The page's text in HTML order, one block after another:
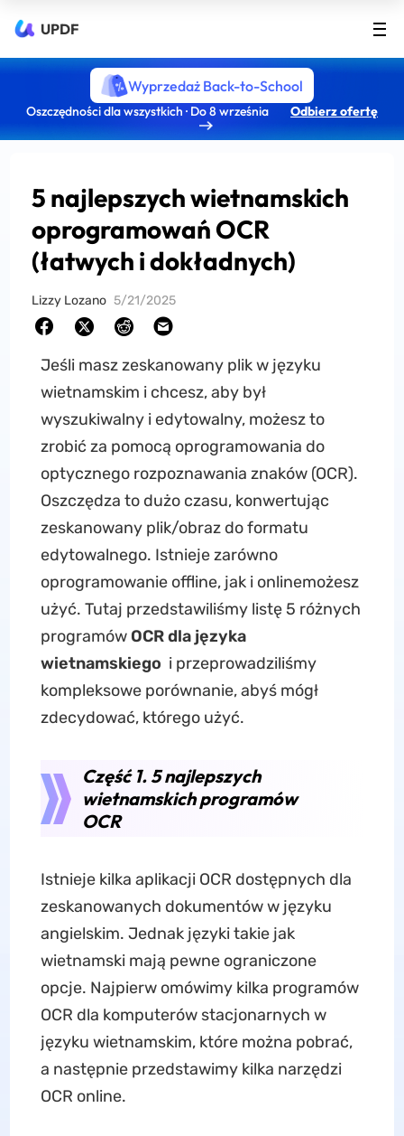
UPDF
Wyprzedaż Back-to-School
Oszczędności dla wszystkich · Do 8 września Odbierz ofertę
5 najlepszych wietnamskich
oprogramowań OCR
(łatwych i dokładnych)
Lizzy Lozano 5/21/2025
Jeśli masz zeskanowany plik w języku
wietnamskim i chcesz, aby był
wyszukiwalny i edytowalny, możesz to
zrobić za pomocą oprogramowania do
optycznego rozpoznawania znaków (OCR).
Oszczędza to dużo czasu, konwertując
zeskanowany plik/obraz do formatu
edytowalnego. Istnieje zarówno
oprogramowanie offline, jak i onlinemożesz
użyć. Tutaj przedstawiliśmy listę 5 różnych
programów OCR dla języka
wietnamskiego i przeprowadziliśmy
kompleksowe porównanie, abyś mógł
zdecydować, którego użyć.
Część 1. 5 najlepszych
wietnamskich programów
OCR
Istnieje kilka aplikacji OCR dostępnych dla
zeskanowanych dokumentów w języku
angielskim. Jednak języki takie jak
wietnamski mają pewne ograniczone
opcje. Najpierw omówimy kilka programów
OCR dla komputerów stacjonarnych w
języku wietnamskim, które można pobrać,
a następnie przedstawimy kilka narzędzi
OCR online.